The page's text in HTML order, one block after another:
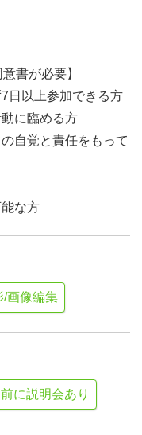
書が必要】
日以上参加できる方
に臨める方
自覚と責任をもって
な方
/画像編集
に説明会あり